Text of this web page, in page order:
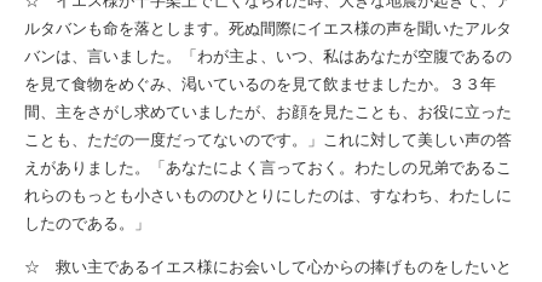
ルタバンも命を落とします。死ぬ間際にイエス様の声を聞いたアルタ
バンは、言いました。「わが主よ、いつ、私はあなたが空腹であるの
を見て食物をめぐみ、渇いているのを見て飲ませましたか。３３年
間、主をさがし求めていましたが、お顔を見たことも、お役に立った
ことも、ただの一度だってないのです。」これに対して美しい声の答
えがありました。「あなたによく言っておく。わたしの兄弟であるこ
れらのもっとも小さいもののひとりにしたのは、すなわち、わたしに
したのである。」
☆ 救い主であるイエス様にお会いして心からの捧げものをしたいと